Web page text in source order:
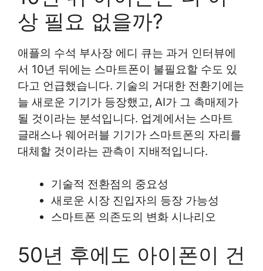
상 필요 없을까?
애플의 수석 부사장 에디 큐는 과거 인터뷰에
서 10년 뒤에는 스마트폰이 불필요할 수도 있
다고 언급했습니다. 기술의 거대한 전환기에는
늘 새로운 기기가 등장했고, AI가 그 촉매제가
될 것이라는 분석입니다. 업계에서는 스마트
글래스나 웨어러블 기기가 스마트폰의 자리를
대체할 것이라는 관측이 지배적입니다.
기술적 전환점의 중요성
새로운 시장 진입자의 등장 가능성
스마트폰 의존도의 변화 시나리오
50년 후에도 아이폰이 건